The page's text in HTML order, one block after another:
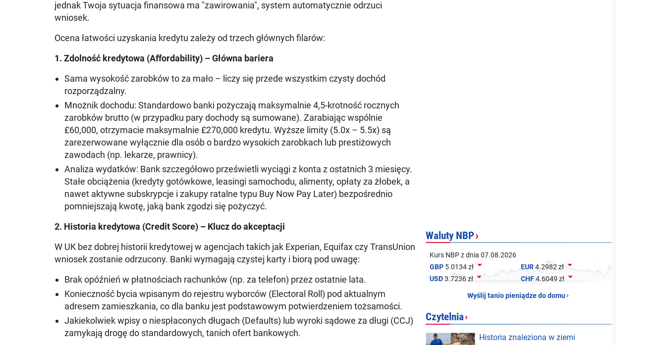
jednak Twoja sytuacja finansowa ma "zawirowania", system automatycznie odrzuci
wniosek.
Ocena łatwości uzyskania kredytu zależy od trzech głównych filarów:
1. Zdolność kredytowa (Affordability) – Główna bariera
Sama wysokość zarobków to za mało – liczy się przede wszystkim czysty dochód
rozporządzalny.
Mnożnik dochodu: Standardowo banki pożyczają maksymalnie 4,5-krotność rocznych
zarobków brutto (w przypadku pary dochody są sumowane). Zarabiając wspólnie
£60,000, otrzymacie maksymalnie £270,000 kredytu. Wyższe limity (5.0x – 5.5x) są
zarezerwowane wyłącznie dla osób o bardzo wysokich zarobkach lub prestiżowych
zawodach (np. lekarze, prawnicy).
Analiza wydatków: Bank szczegółowo prześwietli wyciągi z konta z ostatnich 3 miesięcy.
Stałe obciążenia (kredyty gotówkowe, leasingi samochodu, alimenty, opłaty za żłobek, a
nawet aktywne subskrypcje i zakupy ratalne typu Buy Now Pay Later) bezpośrednio
pomniejszają kwotę, jaką bank zgodzi się pożyczyć.
2. Historia kredytowa (Credit Score) – Klucz do akceptacji
W UK bez dobrej historii kredytowej w agencjach takich jak Experian, Equifax czy TransUnion
wniosek zostanie odrzucony. Banki wymagają czystej karty i biorą pod uwagę:
Brak opóźnień w płatnościach rachunków (np. za telefon) przez ostatnie lata.
Konieczność bycia wpisanym do rejestru wyborców (Electoral Roll ) pod aktualnym
adresem zamieszkania, co dla banku jest podstawowym potwierdzeniem tożsamości.
Jakiekolwiek wpisy o niespłaconych długach (Defaults) lub wyroki sądowe za długi (CCJ)
zamykają drogę do standardowych, tanich ofert bankowych.
Waluty NBP›
Kurs NBP z dnia 07.08.2026
GBP 5.0134 zł  EUR4.2982 zł
USD3.7236 zł CHF4.6049 zł
Wyślij tanio pieniądze do domu›
Czytelnia›
Historia znaleziona w ziemi